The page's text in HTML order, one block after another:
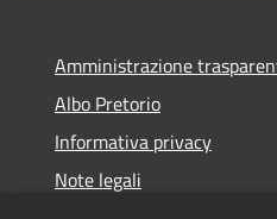
Amministrazione
Albo Pretorio
Informativa privacy
Note legali